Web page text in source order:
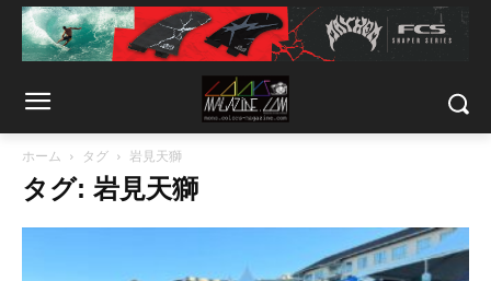
ホーム タグ 岩見天獅
タグ: 岩見天獅